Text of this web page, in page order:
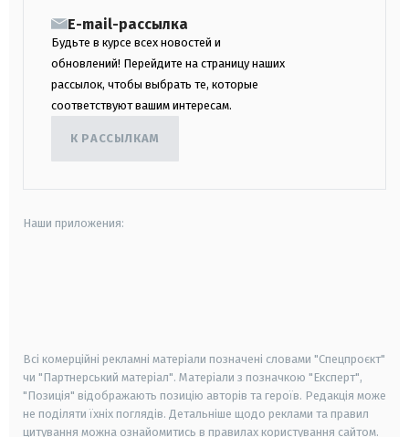
E-mail-рассылка
Будьте в курсе всех новостей и
обновлений! Перейдите на страницу наших
рассылок, чтобы выбрать те, которые
соответствуют вашим интересам.
К РАССЫЛКАМ
Наши приложения:
Всі комерційні рекламні матеріали позначені словами "Спецпроєкт"
чи "Партнерський матеріал". Матеріали з позначкою "Експерт",
"Позиція" відображають позицію авторів та героїв. Редакція може
не поділяти їхніх поглядів. Детальніше щодо реклами та правил
цитування можна ознайомитись в правилах користування сайтом.